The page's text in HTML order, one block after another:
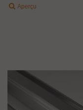
Aperçu